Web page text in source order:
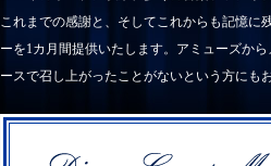
これまでの感謝と、そしてこれからも記憶に
ーを1カ月間提供いたします。アミューズか
ースで召し上がったことがないという方にも